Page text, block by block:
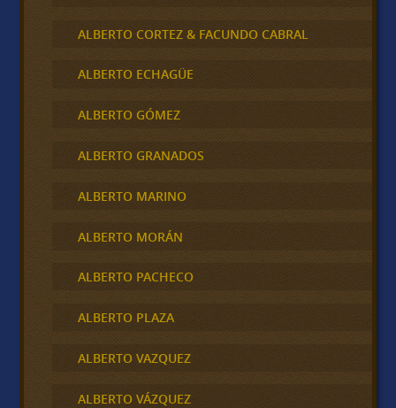
ALBERTO CORTEZ & FACUNDO CABRAL
ALBERTO ECHAGÜE
ALBERTO GÓMEZ
ALBERTO GRANADOS
ALBERTO MARINO
ALBERTO MORÁN
ALBERTO PACHECO
ALBERTO PLAZA
ALBERTO VAZQUEZ
ALBERTO VÁZQUEZ